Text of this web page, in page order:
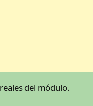
del módulo.